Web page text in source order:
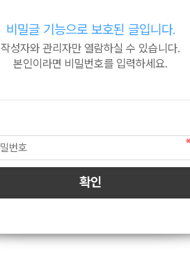
비밀글 기능으로 보호된 글입니다.
작성자와 관리자만 열람하실 수 있습니다.
본인이라면 비밀번호를 입력하세요.